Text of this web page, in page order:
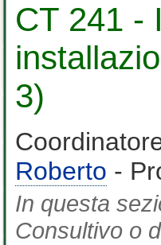
CT 241 -
3)
Roberto -
In questa
Consultivo o